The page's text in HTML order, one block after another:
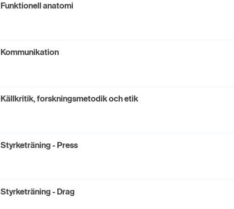
Funktionell anatomi
Kommunikation
Källkritik, forskningsmetodik och etik
Styrketräning - Press
Styrketräning - Drag